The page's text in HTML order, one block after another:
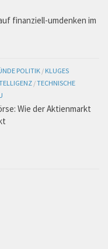
finanziell-umdenken im
POLITIK / KLUGES
/TECHNISCHE
Wie der Aktienmarkt